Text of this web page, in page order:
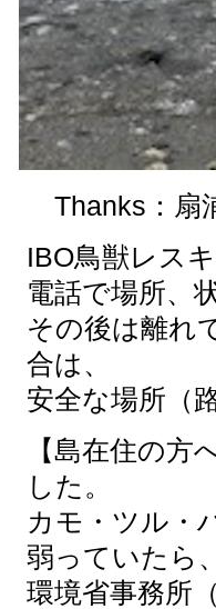
Thanks：扇
IBO鳥獣レス
電話で場所、
その後は離れ
合は、
安全な場所（
【島在住の
した。
カモ・ツル・
弱っていたら
環境省事務所